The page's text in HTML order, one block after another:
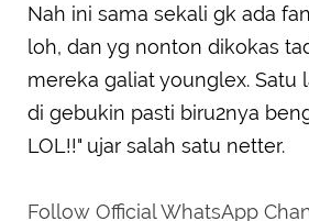
Nah ini sama sekali gk ada
loh, dan yg nonton dikokas
mereka galiat younglex. Satu
di gebukin pasti biru2nya
LOL!!" ujar salah satu netter.
Follow Official WhatsApp